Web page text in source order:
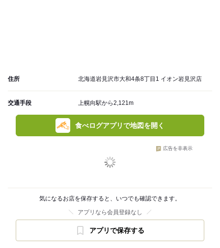
住所 北海道岩見沢市大和4条8丁目1 イオン岩見沢店
交通手段 上幌向駅から2,121m
食べログアプリで地図を開く
広告を非表示
気になるお店を保存すると、いつでも確認できます。
アプリなら会員登録なし
アプリで保存する